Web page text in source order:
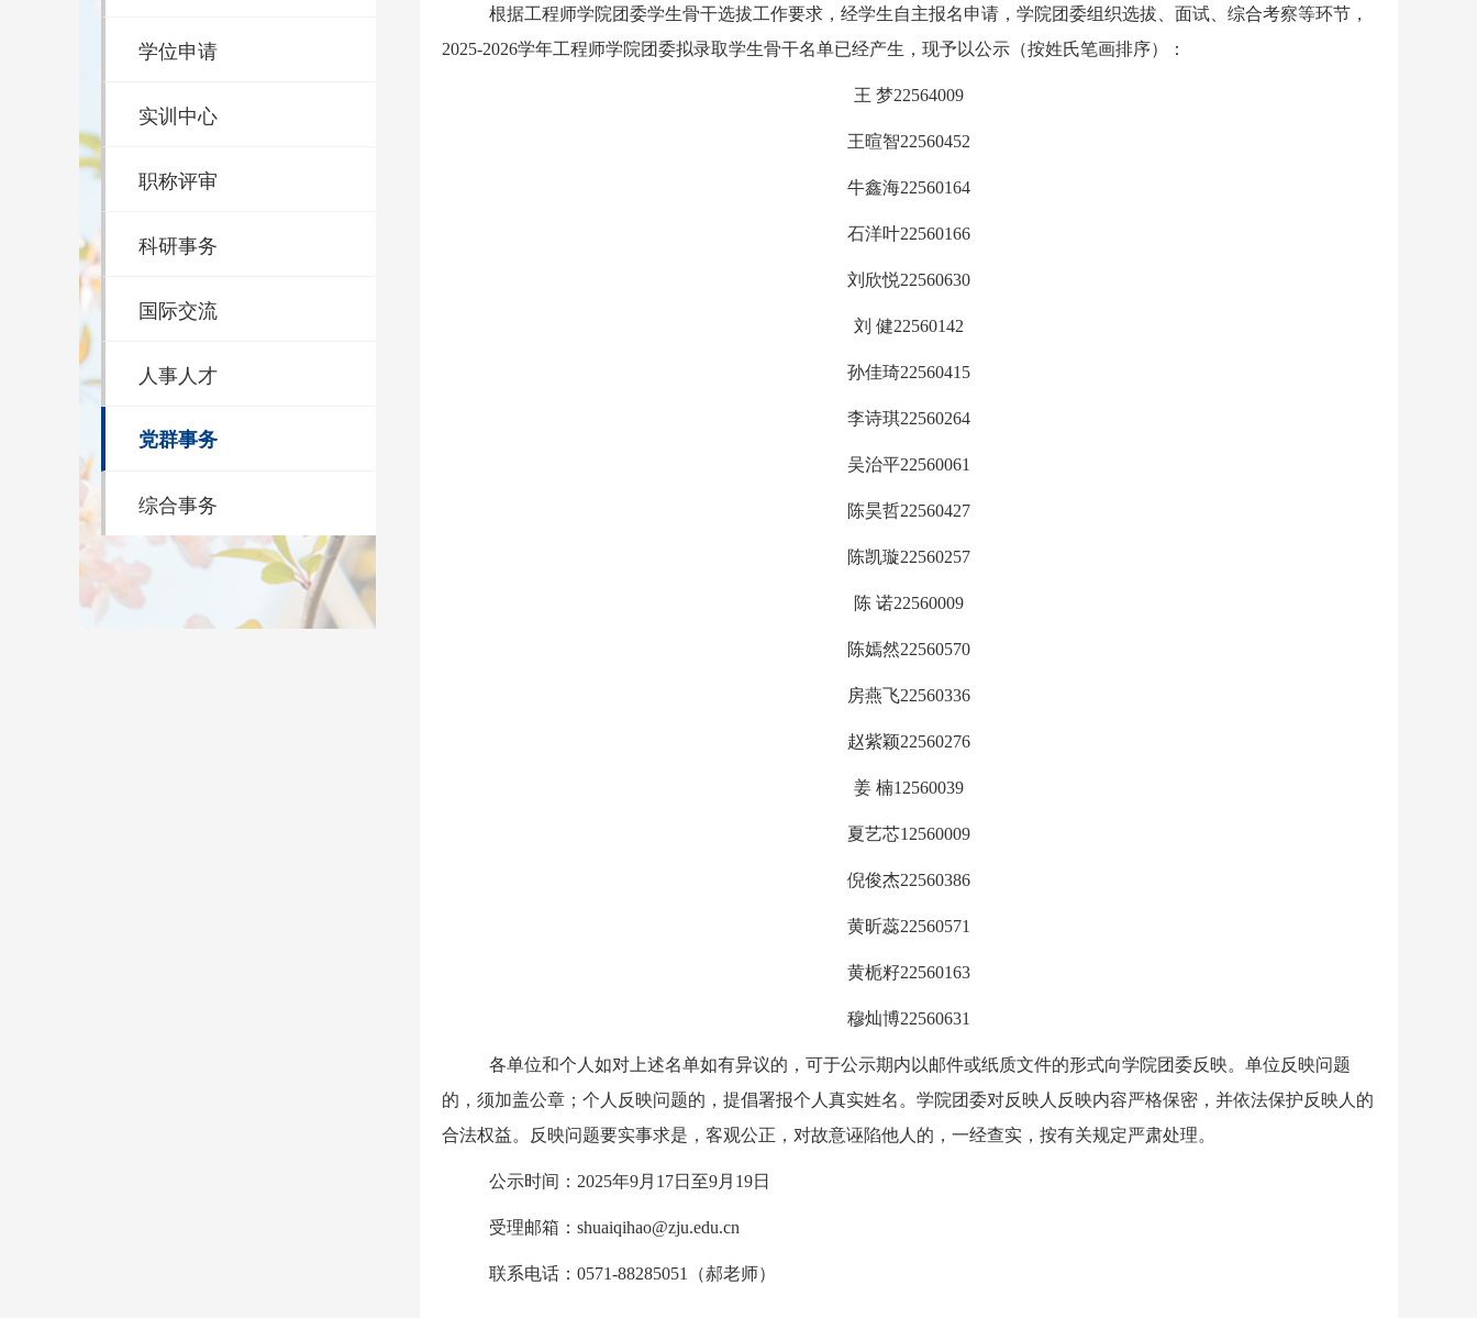
学位申请
实训中心
职称评审
科研事务
国际交流
人事人才
党群事务
综合事务
根据工程师学院团委学生骨干选拔工作要求，经学生自主报名申请，学院团委组织选拔、面试、综合考察等环节，
2025-2026学年工程师学院团委拟录取学生骨干名单已经产生，现予以公示（按姓氏笔画排序）：
王 梦22564009
王暄智22560452
牛鑫海22560164
石洋叶22560166
刘欣悦22560630
刘 健22560142
孙佳琦22560415
李诗琪22560264
吴治平22560061
陈昊哲22560427
陈凯璇22560257
陈 诺22560009
陈嫣然22560570
房燕飞22560336
赵紫颖22560276
姜 楠12560039
夏艺芯12560009
倪俊杰22560386
黄昕蕊22560571
黄栀籽22560163
穆灿博22560631
各单位和个人如对上述名单如有异议的，可于公示期内以邮件或纸质文件的形式向学院团委反映。单位反映问题
的，须加盖公章；个人反映问题的，提倡署报个人真实姓名。学院团委对反映人反映内容严格保密，并依法保护反映人的
合法权益。反映问题要实事求是，客观公正，对故意诬陷他人的，一经查实，按有关规定严肃处理。
公示时间： 2025年9月 1 7日至9月 19日
受理邮箱： shuaiqihao@zju.edu.cn
联系电话： 0571-88285051 （郝老师）